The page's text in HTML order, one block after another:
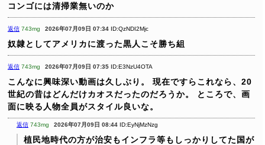
コンゴには清掃業無いのか
返信 743mg 2026年07月09日 07:34 ID:QzNDI2Mjc
奴隷としてアメリカに渡った黒人こそ勝ち組
返信 743mg 2026年07月09日 07:35 ID:E3NzU4OTA
こんなに興味深い動画は久しぶり。
現在ですらこれなら、20
世紀の昔はどんだけカオスだったのだろうか。
ところで、画
面に映る人物全員がスタイル良いな。
返信 743mg 2026年07月09日 08:44 ID:EyNjMzNzg
植民地時代の方が治安もインフラ等もしっかりしてた国が